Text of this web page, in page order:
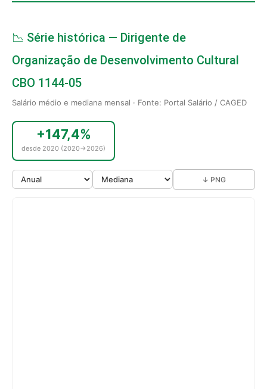
📉 Série histórica — Dirigente de
Organização de Desenvolvimento Cultural
CBO 1144-05
Salário médio e mediana mensal · Fonte: Portal Salário / CAGED
+147,4%
desde 2020 (2020→2026)
↓ PNG